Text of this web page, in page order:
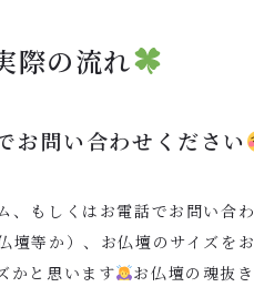
際の流れ
お問い合わせください
、もしくはお電話でお問い合
壇等か）、お仏壇のサイズを
かと思います
お仏壇の魂抜